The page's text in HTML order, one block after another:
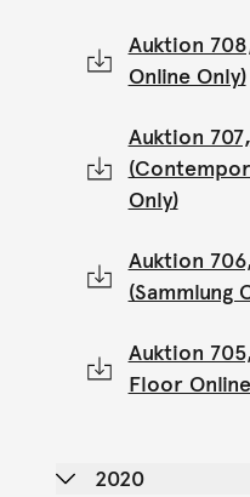
Auktion
Online Only)
Auktion
Only)
Auktion
(Sammlung
Auktion
Floor
2020